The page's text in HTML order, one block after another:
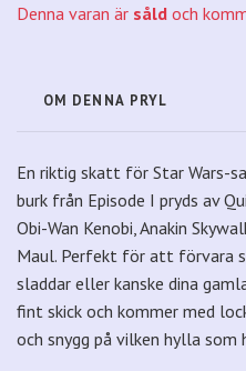
Denna varan är såld och
OM DENNA PRYL
En riktig skatt för Star Wars-
burk från Episode I pryds av
Obi-Wan Kenobi, Anakin
Maul. Perfekt för att förvara
sladdar eller kanske dina
fint skick och kommer med
och snygg på vilken hylla som